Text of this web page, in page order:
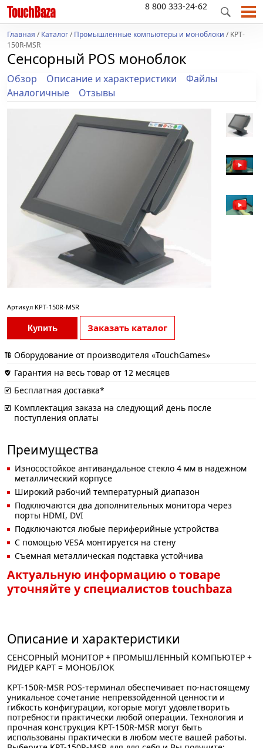
8 800 333-24-62
Главная /Каталог/Промышленные компьютеры и моноблоки / KPT-
150R-MSR
Сенсорный POS моноблок
Обзор Описание и характеристики
Файлы
Аналогичные
Отзывы
Артикул KPT-150R-MSR
Купить Заказать каталог
Оборудование от производителя «TouchGames»
Гарантия на весь товар от 12 месяцев
Бесплатная доставка*
Комплектация заказа на следующий день после
поступления оплаты
Преимущества
Износостойкое антивандальное стекло 4 мм в надежном
металлический корпусе
Широкий рабочий температурный диапазон
Подключаются два дополнительных монитора через
порты HDMI, DVI
Подключаются любые периферийные устройства
С помощью VESA монтируется на стену
Съемная металлическая подставка устойчива
Актуальную информацию о товаре
уточняйте у специалистов touchbaza
Описание и характеристики
СЕНСОРНЫЙ МОНИТОР + ПРОМЫШЛЕННЫЙ КОМПЬЮТЕР +
РИДЕР КАРТ = МОНОБЛОК
KPT-150R-MSR POS-терминал обеспечивает по-настоящему
уникальное сочетание непревзойденной ценности и
гибкость конфигурации, которые могут удовлетворить
потребности практически любой операции. Технология и
прочная конструкция KPT-150R-MSR могут быть
использованы практически в любом месте вашей работы.